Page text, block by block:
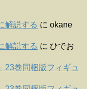
解説する に okane
解説する に ひでお
23巻同梱版フィギュ